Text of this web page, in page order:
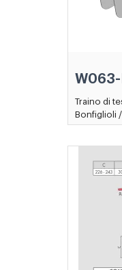
W063-
Traino di
Bonfiglioli